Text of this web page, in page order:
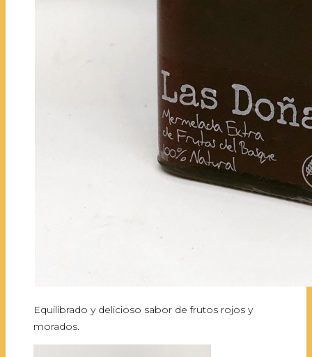
Equilibrado y delicioso sabor de frutos rojos y
morados.